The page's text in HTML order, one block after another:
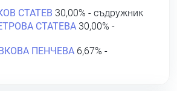
СТАТЕВ 30,00% - съдружник
СТАТЕВА 30,00% -
ПЕНЧЕВА 6,67% -